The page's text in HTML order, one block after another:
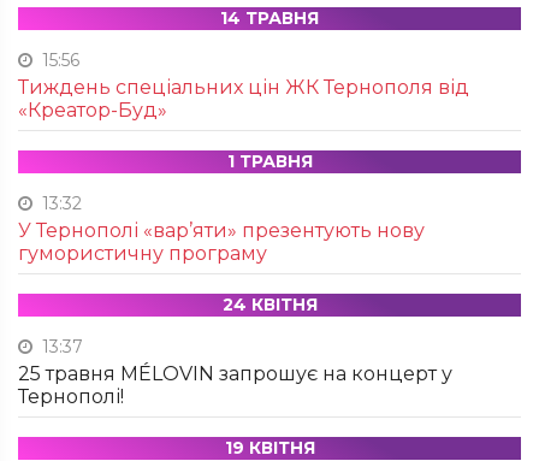
14 ТРАВНЯ
15:56
Тиждень спеціальних цін ЖК Тернополя від
«Креатор-Буд»
1 ТРАВНЯ
13:32
У Тернополі «вар’яти» презентують нову
гумористичну програму
24 КВІТНЯ
13:37
25 травня MÉLOVIN запрошує на концерт у
Тернополі!
19 КВІТНЯ